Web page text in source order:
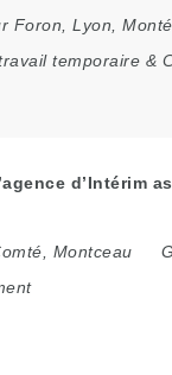
Foron Lyon
temporaire &
d’Intérim
Montceau